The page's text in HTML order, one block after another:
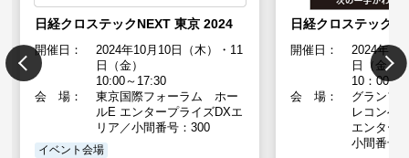
日経クロステックNEXT 東京 2024
開催日：
2024年10月10日（木）・11
日（金）
10:00～17:30
会 場：
東京国際フォーラム ホー
ルE エンタープライズDXエ
リア／小間番号：300
イベント会場
日経クロステック
開催日：
2024年5
日（金）
10：00～
会 場：
グランフ
レコンベ
エンター
小間番号